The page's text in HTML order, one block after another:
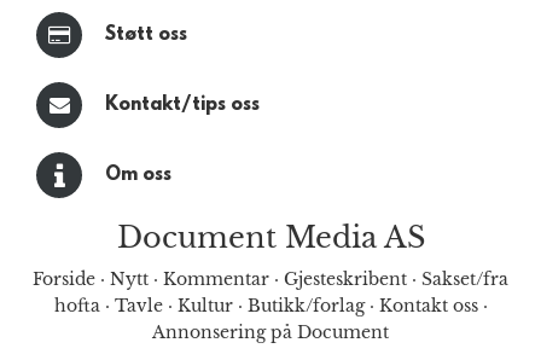
Støtt oss
Kontakt/tips oss
Om oss
Document Media AS
Forside · Nytt · Kommentar · Gjesteskribent · Sakset/fra
hofta· Tavle· Kultur· Butikk/forlag· Kontakt oss·
Annonsering på Document